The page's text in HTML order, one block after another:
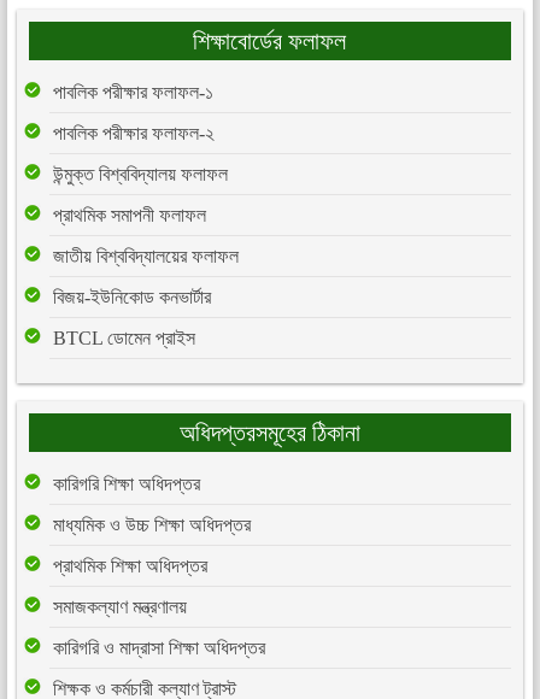
শিক্ষাবোর্ডের ফলাফল
পাবলিক পরীক্ষার ফলাফল-১
পাবলিক পরীক্ষার ফলাফল-২
উন্মুক্ত বিশ্ববিদ্যালয় ফলাফল
প্রাথমিক সমাপনী ফলাফল
জাতীয় বিশ্ববিদ্যালয়ের ফলাফল
বিজয়-ইউনিকোড কনভার্টার
BTCL ডোমেন প্রাইস
অধিদপ্তরসমূহের ঠিকানা
কারিগরি শিক্ষা অধিদপ্তর
মাধ্যমিক ও উচ্চ শিক্ষা অধিদপ্তর
প্রাথমিক শিক্ষা অধিদপ্তর
সমাজকল্যাণ মন্ত্রণালয়
কারিগরি ও মাদ্রাসা শিক্ষা অধিদপ্তর
শিক্ষক ও কর্মচারী কল্যাণ ট্রাস্ট